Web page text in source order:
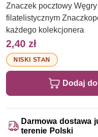
Znaczek pocztowy
filatelistycznym
każdego kolekcjonera
2,40 zł
NISKI STAN
Dodaj
Darmowa dostawa
terenie Polski